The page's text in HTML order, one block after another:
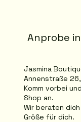
Anprobe
Jasmina
Annenstraße
Komm vorbei
Shop an.
Wir beraten
Größe für dich.